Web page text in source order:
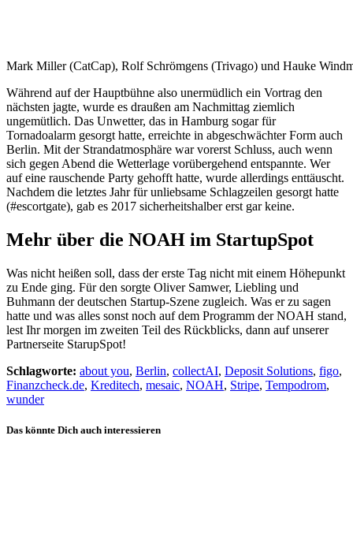
Mark Miller (CatCap), Rolf Schrömgens (Trivago) und Hauke
Während auf der Hauptbühne also unermüdlich ein Vortrag den
nächsten jagte, wurde es draußen am Nachmittag ziemlich
ungemütlich. Das Unwetter, das in Hamburg sogar für
Tornadoalarm gesorgt hatte, erreichte in abgeschwächter Form auch
Berlin. Mit der Strandatmosphäre war vorerst Schluss, auch wenn
sich gegen Abend die Wetterlage vorübergehend entspannte. Wer
auf eine rauschende Party gehofft hatte, wurde allerdings enttäuscht.
Nachdem die letztes Jahr für unliebsame Schlagzeilen gesorgt hatte
(#escortgate), gab es 2017 sicherheitshalber erst gar keine.
Mehr über die NOAH im StartupSpot
Was nicht heißen soll, dass der erste Tag nicht mit einem Höhepunkt
zu Ende ging. Für den sorgte Oliver Samwer, Liebling und
Buhmann der deutschen Startup-Szene zugleich. Was er zu sagen
hatte und was alles sonst noch auf dem Programm der NOAH stand,
lest Ihr morgen im zweiten Teil des Rückblicks, dann auf unserer
Partnerseite StarupSpot!
Schlagworte: about you, Berlin, collectAI, Deposit Solutions, figo,
Finanzcheck.de, Kreditech, mesaic, NOAH, Stripe, Tempodrom,
wunder
Das könnte Dich auch interessieren